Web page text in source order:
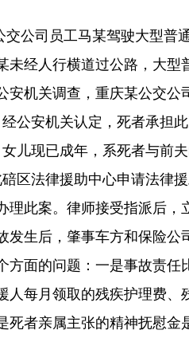
交公司员工马某驾驶大型普
未经人行横道过公路，大型
安机关调查，重庆某公交
公安机关认定，死者承担
儿现已成年，系死者与前
区法律援助中心申请法律
理此案。律师接受指派后，
发生后，肇事车方和保险
方面的问题：一是事故责
人每月领取的残疾护理费
者亲属主张的精神抚慰金